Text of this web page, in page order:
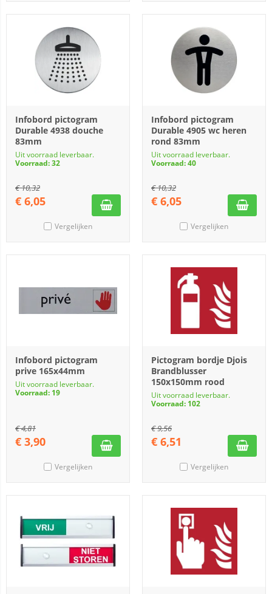
Infobord pictogram
Durable 4938 douche
83mm
Uit voorraad leverbaar.
Voorraad: 32
€10,32
€ 6,05
Vergelijken
Infobord pictogram
Durable 4905 wc heren
rond 83mm
Uit voorraad leverbaar.
Voorraad: 40
€10,32
€ 6,05
Vergelijken
Infobord pictogram
prive 165x44mm
Uit voorraad leverbaar.
Voorraad: 19
€4,81
€ 3,90
Vergelijken
Pictogram bordje Djois
Brandblusser
150x150mm rood
Uit voorraad leverbaar.
Voorraad: 102
€9,56
€ 6,51
Vergelijken